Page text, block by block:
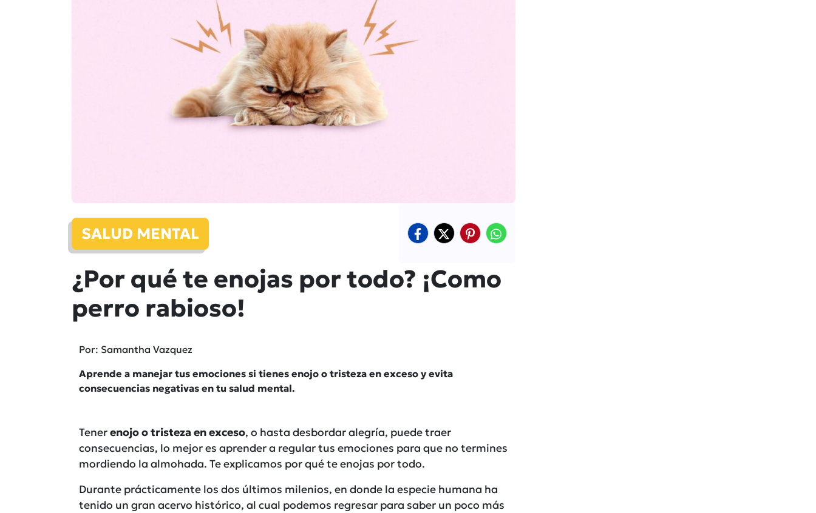
SALUD MENTAL
¿Por qué te enojas por todo? ¡Como
perro rabioso!
Por: Samantha Vazquez
Aprende a manejar tus emociones si tienes enojo o tristeza en exceso y evita
consecuencias negativas en tu salud mental.
Tenerenojo o tristeza en exceso, o hasta desbordar alegría, puede traer
consecuencias, lo mejor es aprender a regular tus emociones para que no termines
mordiendo la almohada. Te explicamos por qué te enojas por todo.
Durante prácticamente los dos últimos milenios, en donde la especie humana ha
tenido un gran acervo histórico, al cual podemos regresar para saber un poco más